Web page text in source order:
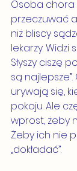
Osoba chora
przeczuwać
niż bliscy
lekarzy. Widzi
Słyszy ciszę
są
urywają się,
pokoju. Ale
wprost, żeby
Żeby ich nie
„dokładać”.